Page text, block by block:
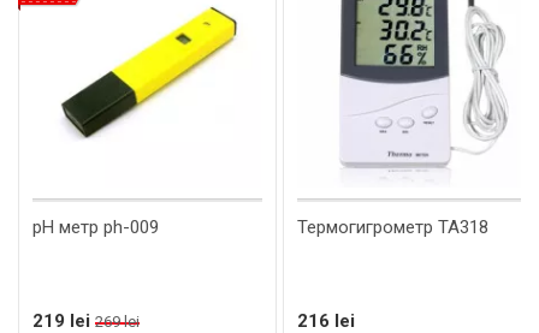
pH метр ph-009
219 lei 269 lei
Термогигрометр ТА318
216 lei